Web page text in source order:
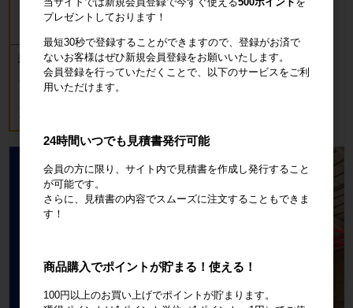
新品 カゴ台車 ロールボックスパレッ
ト(樹脂底板) W850×D650×H1700mm
ブルー
プレゼントしております！
最短30秒で登録することができますので、登録がお済で
ないお客様はぜひ新規会員登録をお願いいたします。
会員登録を行っていただくことで、以下のサービスをご利
用いただけます。
24時間いつでも見積書発行可能
会員の方に限り、サイト内で見積書を作成し発行すること
が可能です。
さらに、見積書の内容でスムーズに注文することもできま
す！
商品購入でポイントが貯まる！使える！
100円以上のお買い上げでポイントが貯まります。